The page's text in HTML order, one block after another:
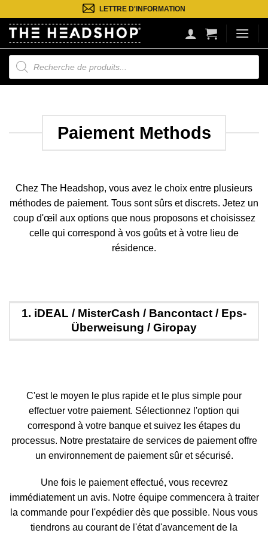
au
contenu
LETTRE D'INFORMATION
Recherche
de
produits
Paiement Methods
Chez The Headshop, vous avez le choix entre plusieurs
méthodes de paiement. Tous sont sûrs et discrets. Jetez un
coup d'œil aux options que nous proposons et choisissez
celle qui correspond à vos goûts et à votre lieu de
résidence.
1. iDEAL / MisterCash / Bancontact / Eps-
Überweisung / Giropay
C'est le moyen le plus rapide et le plus simple pour
effectuer votre paiement. Sélectionnez l'option qui
correspond à votre banque et suivez les étapes du
processus. Notre prestataire de services de paiement offre
un environnement de paiement sûr et sécurisé.
Une fois le paiement effectué, vous recevrez
immédiatement un avis. Notre équipe commencera à traiter
la commande pour l'expédier dès que possible. Nous vous
tiendrons au courant de l'état d'avancement de la